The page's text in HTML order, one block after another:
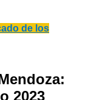
de los
2023